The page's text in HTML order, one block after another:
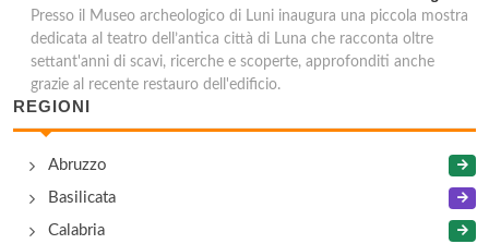
Presso il Museo archeologico di Luni inaugura una piccola mostra
dedicata al teatro dell’antica città di Luna che racconta oltre
settant'anni di scavi, ricerche e scoperte, approfonditi anche
grazie al recente restauro dell'edificio.
REGIONI
Abruzzo
Basilicata
Calabria